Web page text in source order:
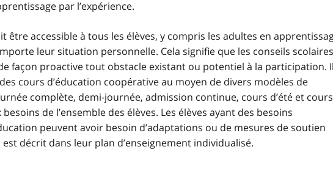
par l’expérience.
être accessible à tous les élèves, y compris les adultes en
leur situation personnelle. Cela signifie que les conseils scolaires
façon proactive tout obstacle existant ou potentiel à la participation.
cours d’éducation coopérative au moyen de divers modèles de
complète, demi-journée, admission continue, cours d’été et cours
de l’ensemble des élèves. Les élèves ayant des besoins
peuvent avoir besoin d’adaptations ou de mesures de soutien
décrit dans leur plan d’enseignement individualisé.